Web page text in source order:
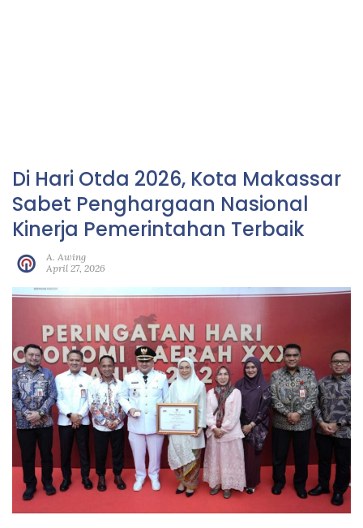
Di Hari Otda 2026, Kota Makassar
Sabet Penghargaan Nasional
Kinerja Pemerintahan Terbaik
A. Awing
April 27, 2026